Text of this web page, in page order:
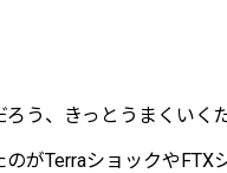
う、きっとうまくいく
がTerraショックやFTX